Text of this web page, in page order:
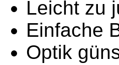
Leicht zu
Einfache
Optik